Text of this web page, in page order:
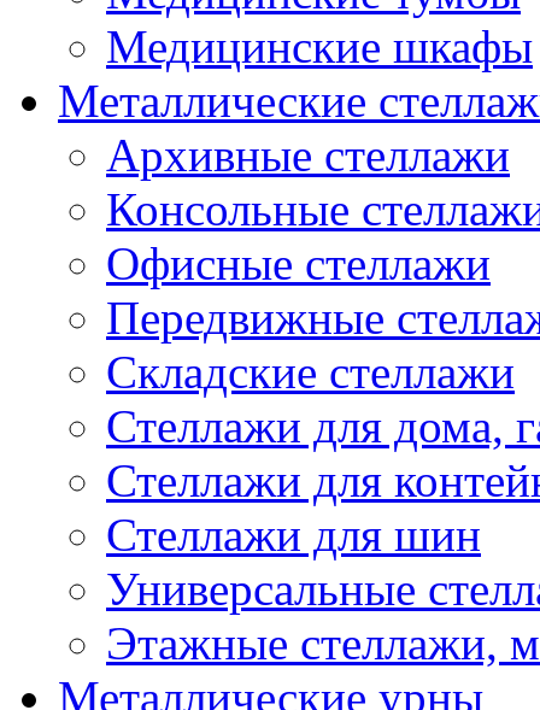
Медицинские шкафы
Металлические
Архивные стеллажи
Консольные
Офисные стеллажи
Передвижные
Складские стеллажи
Стеллажи для дома,
Стеллажи для
Стеллажи для шин
Универсальные
Этажные стеллажи,
Металлические урны